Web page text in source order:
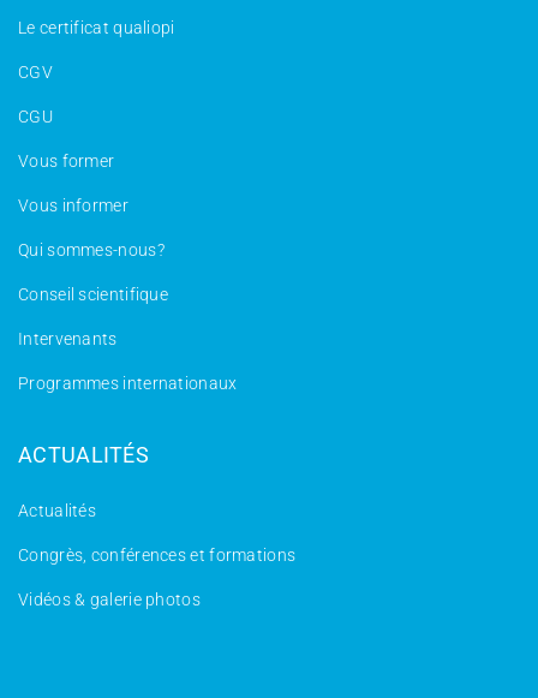
Le certificat qualiopi
CGV
CGU
Vous former
Vous informer
Qui sommes-nous?
Conseil scientifique
Intervenants
Programmes internationaux
ACTUALITÉS
Actualités
Congrès, conférences et formations
Vidéos & galerie photos